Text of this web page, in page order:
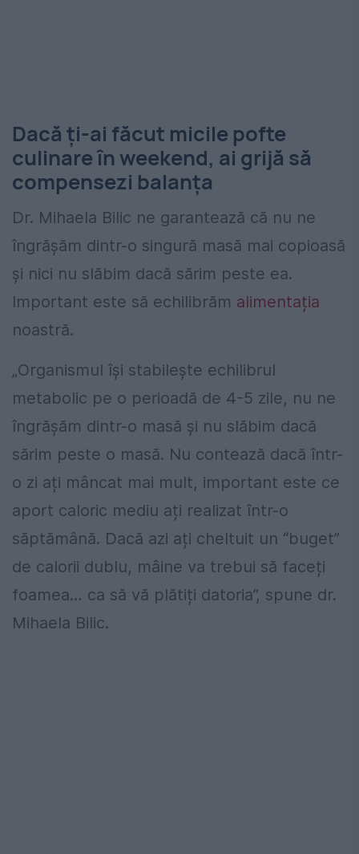
Dacă ți-ai făcut micile pofte
culinare în weekend, ai grijă să
compensezi balanța
Dr. Mihaela Bilic ne garantează că nu ne
îngrășăm dintr-o singură masă mai copioasă
și nici nu slăbim dacă sărim peste ea.
Important este să echilibrăm alimentația
noastră.
„Organismul își stabilește echilibrul
metabolic pe o perioadă de 4-5 zile, nu ne
îngrășăm dintr-o masă și nu slăbim dacă
sărim peste o masă. Nu contează dacă într-
o zi ați mâncat mai mult, important este ce
aport caloric mediu ați realizat într-o
săptămână. Dacă azi ați cheltuit un “buget”
de calorii dublu, mâine va trebui să faceți
foamea… ca să vă plătiți datoria”, spune dr.
Mihaela Bilic.